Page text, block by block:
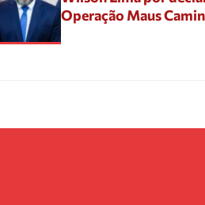
Operação Maus